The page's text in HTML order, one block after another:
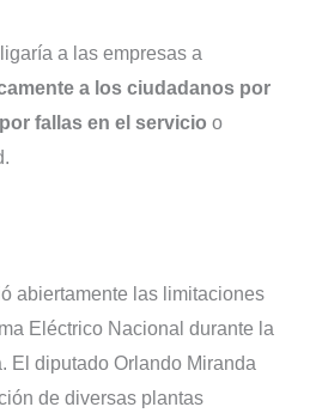
a las empresas a
a los ciudadanos por
fallas en el servicio o
abiertamente las limitaciones
Eléctrico Nacional durante la
El diputado Orlando Miranda
de diversas plantas